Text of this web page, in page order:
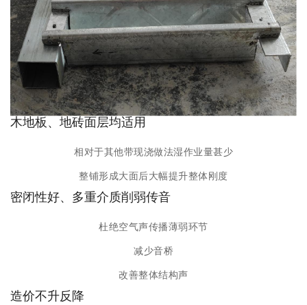
木地板、地砖面层均适用
相对于其他带现浇做法湿作业量甚少
整铺形成大面后大幅提升整体刚度
密闭性好、多重介质削弱传音
杜绝空气声传播薄弱环节
减少音桥
改善整体结构声
造价不升反降